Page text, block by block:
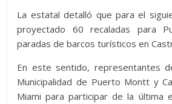
La estatal detalló que para el
proyectado 60 recaladas para
paradas de barcos turísticos en
En este sentido, representantes
Municipalidad de Puerto Montt y
Miami para participar de la última